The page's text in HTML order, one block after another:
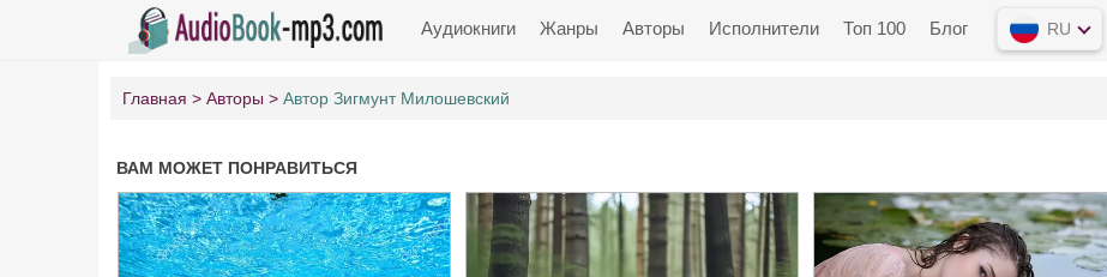
Аудиокниги Жанры Авторы Исполнители Топ 100 Блог RU
Главная Авторы Автор Зигмунт Милошевский